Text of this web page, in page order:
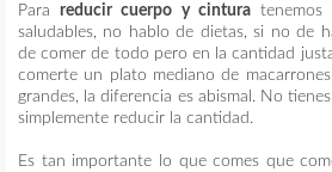
Parareducir cuerpo y cintura
saludables, no hablo de dietas, si no de
de comer de todo pero en la cantidad
comerte un plato mediano de
grandes, la diferencia es abismal. No
simplemente reducir la cantidad.
Es tan importante lo que comes que